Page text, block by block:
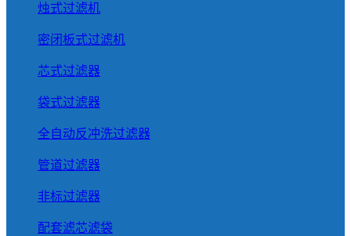
烛式过滤机
密闭板式过滤机
芯式过滤器
袋式过滤器
全自动反冲洗过滤器
管道过滤器
非标过滤器
配套滤芯滤袋